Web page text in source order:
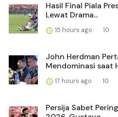
Hasil Final Piala
Lewat Drama...
15 hours ago 10
John Herdman
Mendominasi saat
17 hours ago 10
Persija Sabet